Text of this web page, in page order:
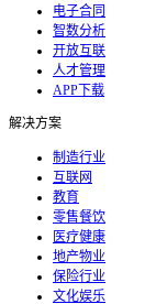
电子合同
智数分析
开放互联
人才管理
APP下载
解决方案
制造行业
互联网
教育
零售餐饮
医疗健康
地产物业
保险行业
文化娱乐